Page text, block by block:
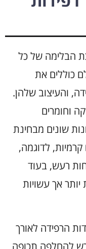
הבלימה של כל
כוללים את
והעיצוב שלהן.
וחומרים
שונים מבחינת
לדוגמה,
רעש, בעוד
אך עשויות
הרפידה לאורך
להחלפה תכופה